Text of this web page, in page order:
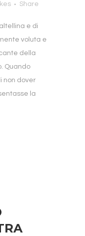
Share
e di
voluta e
della
Quando
non dover
la